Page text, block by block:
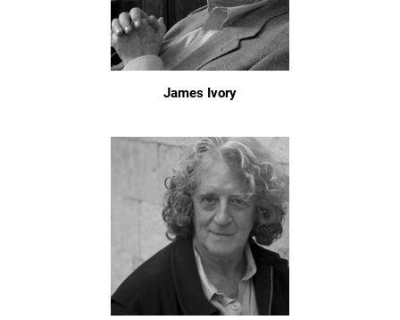
James Ivory